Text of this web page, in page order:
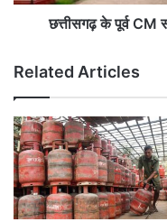
जा
री
कि
या
अ
ल
र्ट
त
1
8
से
ज्या
दा
व
र्त
छत्तीसगढ़ के पूर्व CM
Related Articles